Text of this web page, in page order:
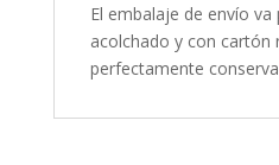
El embalaje de envío
acolchado y con cartón
perfectamente